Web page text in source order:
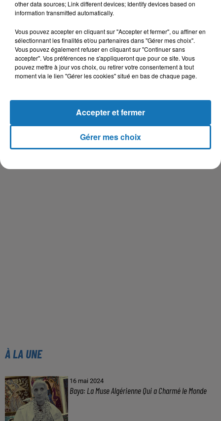
À LA UNE
16 mai 2024
Baya: La Muse Algérienne Qui a Charmé le Monde
other data sources; Link different devices; Identify devices based on
information transmitted automatically.
Vous pouvez accepter en cliquant sur "Accepter et fermer", ou affiner en
sélectionnant les finalités et/ou partenaires dans "Gérer mes choix".
Vous pouvez également refuser en cliquant sur "Continuer sans
accepter". Vos préférences ne s'appliqueront que pour ce site. Vous
pouvez mettre à jour vos choix, ou retirer votre consentement à tout
moment via le lien "Gérer les cookies" situé en bas de chaque page.
Gérer mes choix
Accepter et fermer